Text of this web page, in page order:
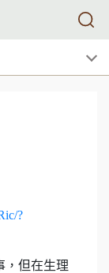
?
，但在生理